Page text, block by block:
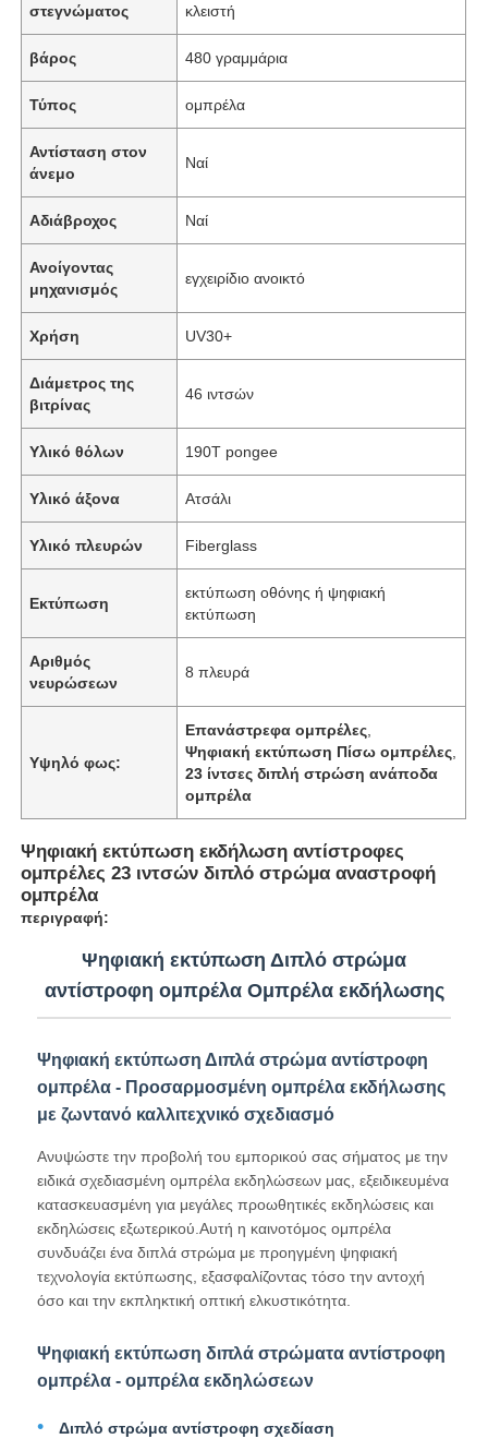
Αρχική Σελίδα
Προϊόντα
Σχετικά με εμάς
Γύρος εργοστασίων
Ποιοτικός έλεγχος
επαφή
Νέα
Όλες οι περιπτώσεις
Ζητήστε ένα απόσπασμα
ομπρέλες γκολφ
στεγνώματος
κλειστή
βάρος 480 γραμμάρια
Τύπος ομπρέλα
Αντίσταση στον
άνεμο
Ναί
Αδιάβροχος Ναί
Ανοίγοντας
μηχανισμός
εγχειρίδιο ανοικτό
Χρήση UV30+
Διάμετρος της
βιτρίνας
46 ιντσών
Υλικό θόλων 190T pongee
Υλικό άξονα Ατσάλι
Υλικό πλευρών Fiberglass
Εκτύπωση
εκτύπωση οθόνης ή ψηφιακή
εκτύπωση
Αριθμός
νευρώσεων
8 πλευρά
Υψηλό φως:
Επανάστρεφα ομπρέλες
Ψηφιακή εκτύπωση Πίσω ομπρέλες
23 ίντσες διπλή στρώση ανάποδα
ομπρέλα
Ψηφιακή εκτύπωση εκδήλωση αντίστροφες
ομπρέλες 23 ιντσών διπλό στρώμα αναστροφή
ομπρέλα
περιγραφή:
Ψηφιακή εκτύπωση Διπλό στρώμα
αντίστροφη ομπρέλα Ομπρέλα εκδήλωσης
Ψηφιακή εκτύπωση Διπλά στρώμα αντίστροφη
ομπρέλα - Προσαρμοσμένη ομπρέλα εκδήλωσης
με ζωντανό καλλιτεχνικό σχεδιασμό
Ανυψώστε την προβολή του εμπορικού σας σήματος με την
ειδικά σχεδιασμένη ομπρέλα εκδηλώσεων μας, εξειδικευμένα
κατασκευασμένη για μεγάλες προωθητικές εκδηλώσεις και
εκδηλώσεις εξωτερικού.Αυτή η καινοτόμος ομπρέλα
συνδυάζει ένα διπλά στρώμα με προηγμένη ψηφιακή
τεχνολογία εκτύπωσης, εξασφαλίζοντας τόσο την αντοχή
όσο και την εκπληκτική οπτική ελκυστικότητα.
Ψηφιακή εκτύπωση διπλά στρώματα αντίστροφη
ομπρέλα - ομπρέλα εκδηλώσεων
Διπλό στρώμα αντίστροφη σχεδίαση